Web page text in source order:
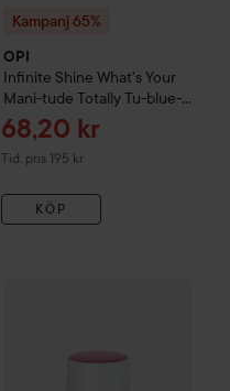
Kampanj 65%
OPI
Infinite Shine What's Your
Mani-tude Totally Tu-blue-
ar
Reapris
68,20 kr
Tid. pris 195 kr
Tidigare pris 195 kr
KÖP